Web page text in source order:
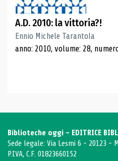
A.D. 2010: la vittoria?!
Ennio Michele Tarantola
anno: 2010, volume: 28,
Biblioteche oggi - EDITRICE
Sede legale: Via Lesmi 6 - 20123 -
P.IVA, C.F. 01823660152